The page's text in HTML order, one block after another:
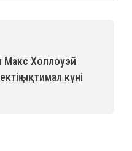
Макс Холлоуэй
ықтимал күні